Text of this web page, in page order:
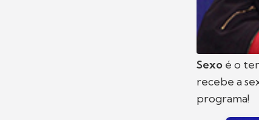
Sexo é o
recebe a
programa!